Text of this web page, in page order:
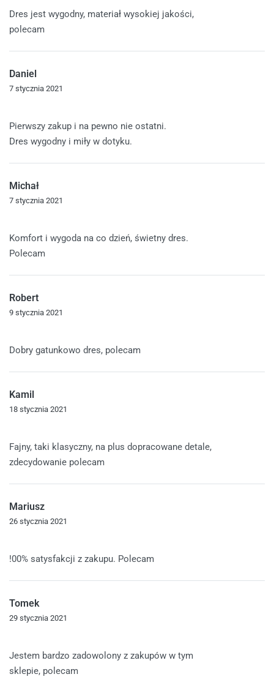
Dres jest wygodny, materiał wysokiej jakości,
polecam
Daniel
7 stycznia 2021
Pierwszy zakup i na pewno nie ostatni.
Dres wygodny i miły w dotyku.
Michał
7 stycznia 2021
Komfort i wygoda na co dzień, świetny dres.
Polecam
Robert
9 stycznia 2021
Dobry gatunkowo dres, polecam
Kamil
18 stycznia 2021
Fajny, taki klasyczny, na plus dopracowane detale,
zdecydowanie polecam
Mariusz
26 stycznia 2021
!00% satysfakcji z zakupu. Polecam
Tomek
29 stycznia 2021
Jestem bardzo zadowolony z zakupów w tym
sklepie, polecam